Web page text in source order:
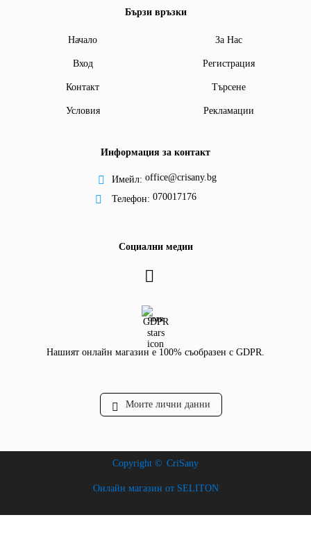
Бързи връзки
Начало За Нас
Вход Регистрация
Контакт Търсене
Условия Рекламации
Информация за контакт
Имейл: office@crisany.bg
Телефон: 070017176
Социални медии
GDPR
Нашият онлайн магазин е 100% съобразен с GDPR.
Моите лични данни
Copyright © CriSany
Онлайн магазин от SELITON